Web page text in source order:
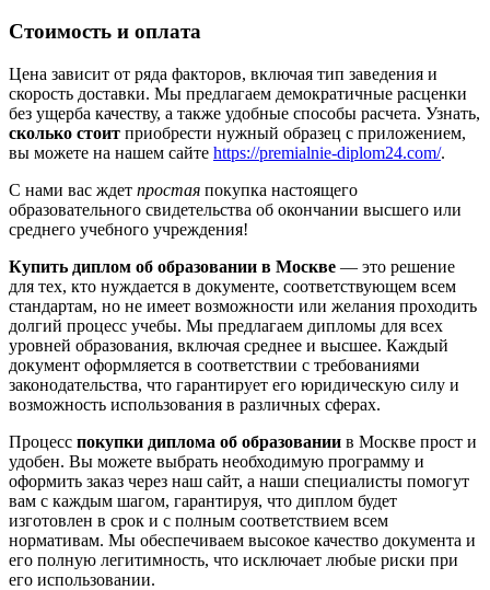
Стоимость и оплата
Цена зависит от ряда факторов, включая тип заведения и
скорость доставки. Мы предлагаем демократичные расценки
без ущерба качеству, а также удобные способы расчета. Узнать,
сколько стоит приобрести нужный образец с приложением,
вы можете на нашем сайте https://premialnie-diplom24.com/.
С нами вас ждет простая покупка настоящего
образовательного свидетельства об окончании высшего или
среднего учебного учреждения!
Купить диплом об образовании в Москве — это решение
для тех, кто нуждается в документе, соответствующем всем
стандартам, но не имеет возможности или желания проходить
долгий процесс учебы. Мы предлагаем дипломы для всех
уровней образования, включая среднее и высшее. Каждый
документ оформляется в соответствии с требованиями
законодательства, что гарантирует его юридическую силу и
возможность использования в различных сферах.
Процесс покупки диплома об образовании в Москве прост и
удобен. Вы можете выбрать необходимую программу и
оформить заказ через наш сайт, а наши специалисты помогут
вам с каждым шагом, гарантируя, что диплом будет
изготовлен в срок и с полным соответствием всем
нормативам. Мы обеспечиваем высокое качество документа и
его полную легитимность, что исключает любые риски при
его использовании.